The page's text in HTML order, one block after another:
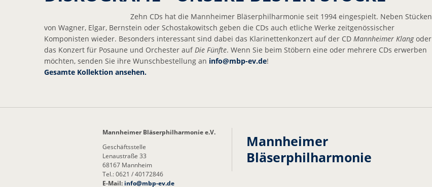
Zehn CDs hat die Mannheimer Bläserphilharmonie seit 1994 eingespielt. Neben Stücken
von Wagner, Elgar, Bernstein oder Schostakowitsch geben die CDs auch etliche Werke zeitgenössischer
Komponisten wieder. Besonders interessant sind dabei das Klarinettenkonzert auf der CD Mannheimer Klangoder
das Konzert für Posaune und Orchester aufDie Fünfte. Wenn Sie beim Stöbern eine oder mehrere CDs erwerben
möchten, senden Sie ihre Wunschbestellung an info@mbp-ev.de!
Gesamte Kollektion ansehen.
Mannheimer Bläserphilharmonie e.V.
Geschäftsstelle
Lenaustraße 33
68167 Mannheim
Tel.: 0621 / 40172846
E-Mail: info@mbp-ev.de
Mannheimer
Bläserphilharmonie